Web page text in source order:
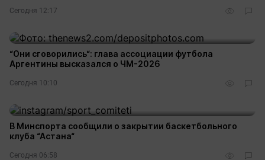
Сегодня 12:17
“Они сговорились“: глава ассоциации футбола
Аргентины высказался о ЧМ-2026
Сегодня 10:10
В Минспорта сообщили о закрытии баскетбольного
клуба “Астана“
Сегодня 06:58